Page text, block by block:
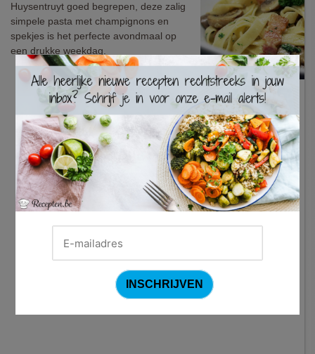
Huysentruyt goed begrepen, deze zalig
simpele pasta met champignons en
spekjes is het perfecte avondmaal op
een drukke weekdag.
×